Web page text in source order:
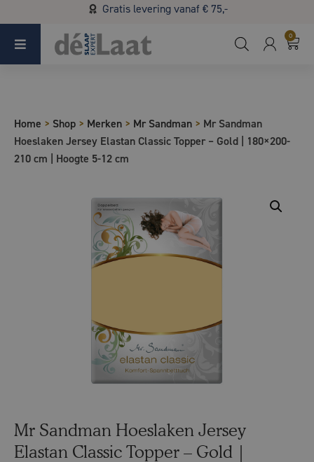
Gratis levering vanaf € 75,-
Koopzondag 29 maart in Bladel van 13.00 - 17.00
0
Home > Shop > Merken > Mr Sandman > Mr Sandman
Hoeslaken Jersey Elastan Classic Topper – Gold | 180×200-
210 cm | Hoogte 5-12 cm
Mr Sandman Hoeslaken Jersey
Elastan Classic Topper – Gold |